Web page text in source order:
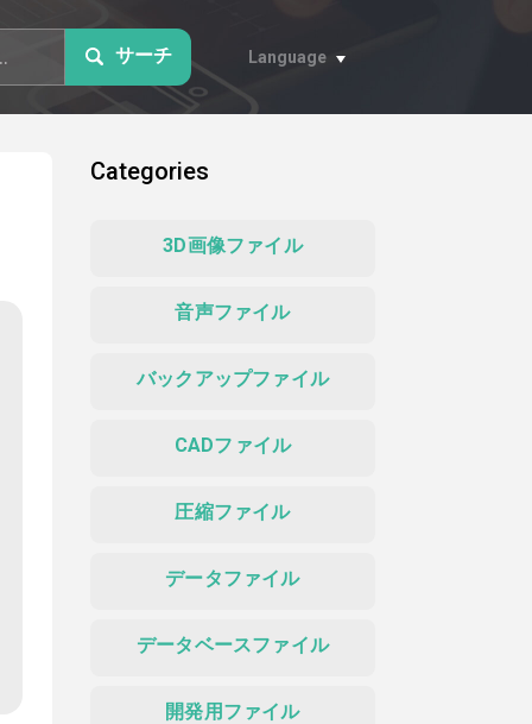
サーチ Language
Categories
3D画像ファイル
音声ファイル
バックアップファイル
CADファイル
圧縮ファイル
データファイル
データベースファイル
開発用ファイル